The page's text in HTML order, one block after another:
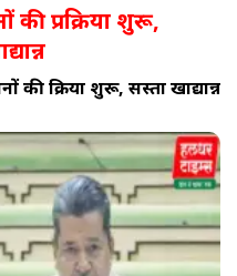
की प्रक्रिया शुरू,
प्रक्रिया शुरू, सस्ता खाद्यान्न